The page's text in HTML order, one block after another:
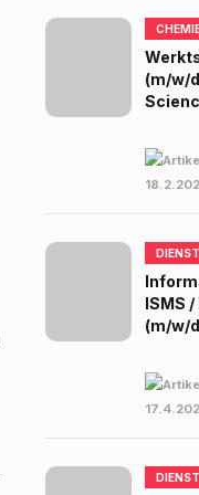
(m/w/
ISMS /
(m/w/